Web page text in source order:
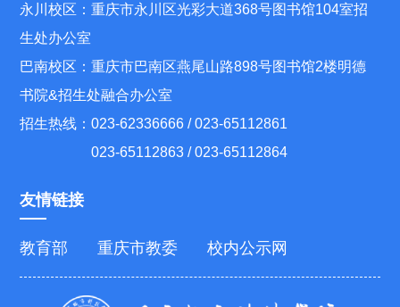
永川校区：重庆市永川区光彩大道368号图书馆104室招
生处办公室
巴南校区：重庆市巴南区燕尾山路898号图书馆2楼明德
书院&招生处融合办公室
招生热线：023-62336666 / 023-65112861
023-65112863 / 023-65112864
友情链接
教育部 重庆市教委 校内公示网